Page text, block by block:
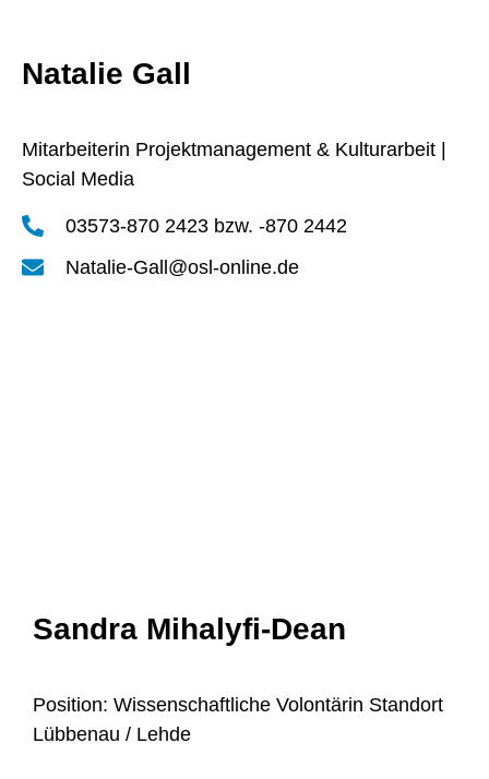
Natalie Gall
Mitarbeiterin Projektmanagement & Kulturarbeit |
Social Media
03573-870 2423 bzw. -870 2442
Natalie-Gall@osl-online.de
Sandra Mihalyfi-Dean
Position: Wissenschaftliche Volontärin Standort
Lübbenau / Lehde